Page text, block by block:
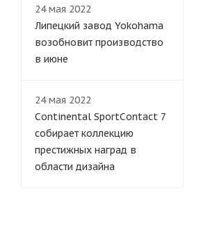
24 мая 2022
Липецкий завод Yokohama
возобновит производство
в июне
24 мая 2022
Continental SportContact 7
собирает коллекцию
престижных наград в
области дизайна